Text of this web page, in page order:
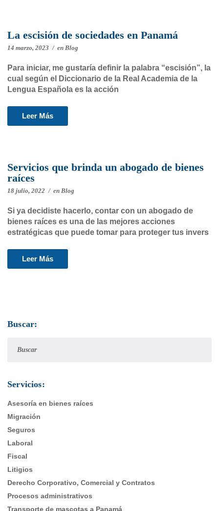
La escisión de sociedades en Panamá
14 marzo, 2023 / en Blog
Para iniciar, me gustaría definir la palabra “escisión”, la
cual según el Diccionario de la Real Academia de la
Lengua Española es la acción
Leer Más
Servicios que brinda un abogado de bienes
raíces
18 julio, 2022 / en Blog
Si ya decidiste hacerlo, contar con un abogado de
bienes raíces es una de las mejores acciones
estratégicas que puede tomar para proteger tus invers
Leer Más
Buscar:
Servicios:
Asesoría en bienes raíces
Migración
Seguros
Laboral
Fiscal
Litigios
Derecho Corporativo, Comercial y Contratos
Procesos administrativos
Transporte de mascotas a Panamá